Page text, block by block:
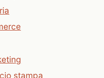
stampa